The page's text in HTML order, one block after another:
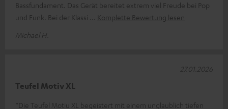
Bassfundament. Das Gerät bereitet extrem viel Freude bei Pop
und Funk. Bei der Klassi
Komplette Bewertung lesen
Michael H.
Teufel Motiv XL
“Die Teufel Motiu XL begeistert mit einem unglaublich tiefen
27.01.2026